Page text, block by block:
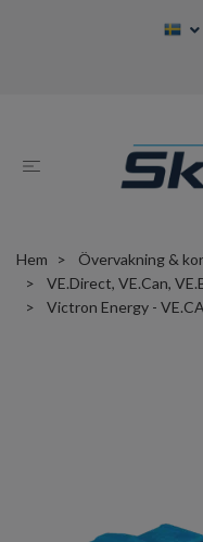
Hem Övervakning &
VE.Direct, VE.Can,
Victron Energy -